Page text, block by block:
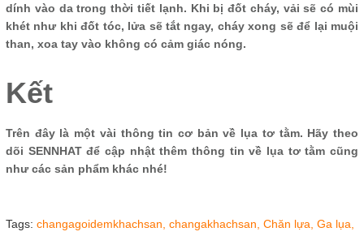
dính vào da trong thời tiết lạnh. Khi bị đốt cháy, vải sẽ có mùi
khét như khi đốt tóc, lửa sẽ tắt ngay, cháy xong sẽ để lại muội
than, xoa tay vào không có cảm giác nóng.
Kết
Trên đây là một vài thông tin cơ bản về lụa tơ tằm. Hãy theo
dõi SENNHAT để cập nhật thêm thông tin về lụa tơ tằm cũng
như các sản phẩm khác nhé!
Tags: changagoidemkhachsan, changakhachsan, Chăn lựa, Ga lụa,